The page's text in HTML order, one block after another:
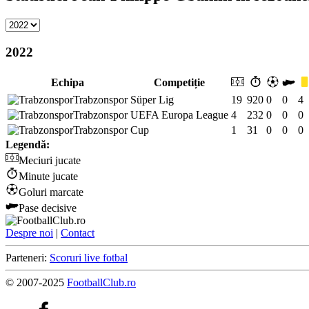
2022
Echipa
Competiție
Trabzonspor Süper Lig 19 920 0 0 4
Trabzonspor UEFA Europa League 4 232 0 0 0
Trabzonspor Cup 1 31 0 0 0
Legendă:
Meciuri jucate
Minute jucate
Goluri marcate
Pase decisive
Despre noi | Contact
Parteneri: Scoruri live fotbal
© 2007-2025 FootballClub.ro